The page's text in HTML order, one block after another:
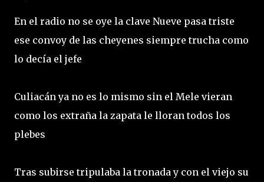
En el radio no se oye la clave Nueve pasa triste
ese convoy de las cheyenes siempre trucha como
lo decía el jefe
Culiacán ya no es lo mismo sin el Mele vieran
como los extraña la zapata le lloran todos los
plebes
Tras subirse tripulaba la tronada y con el viejo su